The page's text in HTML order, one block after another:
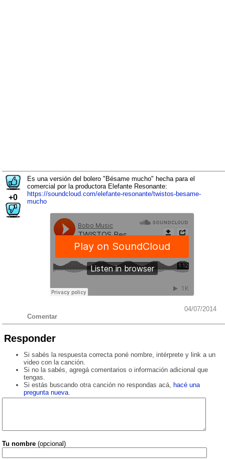
+0
Es una versión del bolero "Bésame mucho" hecha para el
comercial por la productora Elefante Resonante:
https://soundcloud.com/elefante-resonante/twistos-besame-
mucho
04/07/2014
Comentar
Responder
Si sabés la respuesta correcta poné nombre, intérprete y link a un
video con la canción.
Si no la sabés, agregá comentarios o información adicional que
tengas.
Si estás buscando otra canción no respondas acá, hacé una
pregunta nueva.
Tu nombre (opcional)